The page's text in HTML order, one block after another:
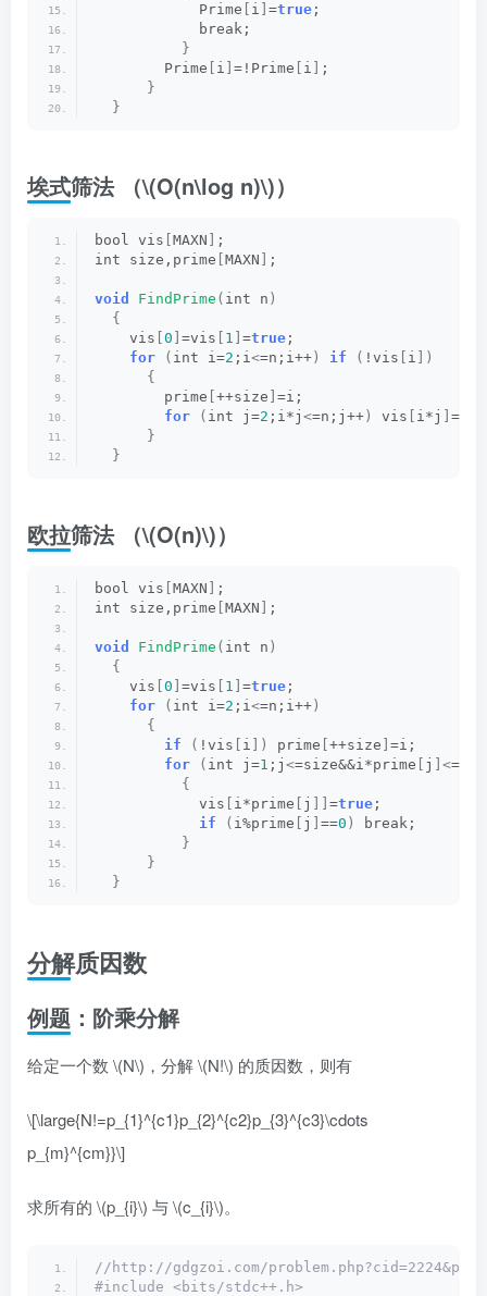
            Prime
i =true ;
            break;
}
        Prime
i =!Prime i
;
}
}
埃式筛法 （\(O(n\log n)\)）
bool vis MAXN
;
int size,prime MAXN ;
void FindPrime ( int n )
{
    vis
0 =vis 1 =true ;
for
( int i=2 ;i<=n;i++ ) if ( !vis i ])
{
        prime
++size =i;
for
( int j=2 ;i*j <=n;j++ ) vis i*j =
}
}
欧拉筛法 （\(O(n)\)）
bool vis MAXN
;
int size,prime MAXN ;
void FindPrime ( int n )
{
    vis
0 =vis 1 =true ;
for
( int i=2 ;i<=n;i++ )
{
if
( !vis i ]) prime ++size =i;
for
( int j=1 ;j <=size&&i*prime j ]<
{
            vis
i*prime j =true ;
if
( i%prime j ==0 )
break;
}
}
}
分解质因数
例题：阶乘分解
给定一个数 \(N\) ，分解\(N!\) 的质因数，则有
\[\large{N!=p_{1}^{c1}p_{2}^{c2}p_{3}^{c3}\cdots
p_{m}^{cm}}\]
求所有的 \(p_{i}\) 与\(c_{i}\)。
//http://gdgzoi.com/
#include <bits/stdc++.h>